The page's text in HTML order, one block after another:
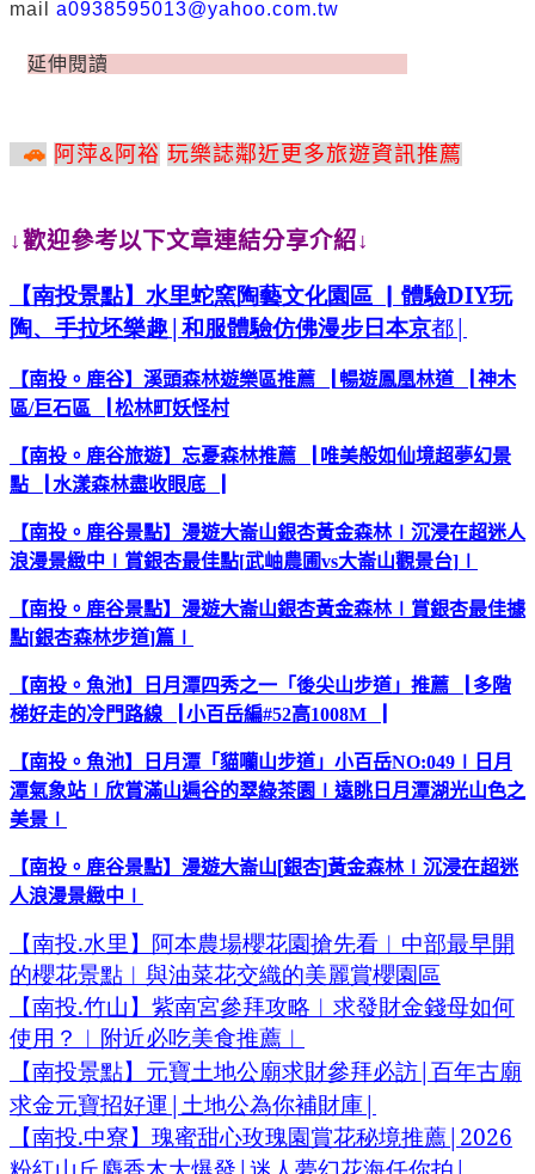
mail
a0938595013@yahoo.com.tw
延伸閱讀
🚗 阿萍& 阿裕 玩樂誌鄰近更多旅遊資訊推薦
↓歡迎參考以下文章連結分享介紹↓
【南投景點】水里蛇窯陶藝文化園區 ▏ 體驗DIY玩
陶、手拉坯樂趣|和服體驗仿佛漫步日本京都|
【南投。鹿谷】溪頭森林遊樂區推薦 暢遊鳳凰林道
神木
區/巨石區 松林町妖怪村
【南投。鹿谷旅遊】忘憂森林推薦 唯美般如仙境超夢幻景
點
水漾森林盡收眼底
【南投。鹿谷景點】漫遊大崙山銀杏黃金森林∣ 沉浸在超迷人
浪漫景緻中
賞銀杏最佳點[武岫農圃vs大崙山觀景台]
【南投。鹿谷景點】漫遊大崙山銀杏黃金森林∣ 賞銀杏最佳據
點[銀杏森林步道]篇
【南投。魚池】日月潭四秀之一「後尖山步道」推薦
多階
梯好走的冷門路線
小百岳編#52高1008M
【南投。魚池】日月潭「貓囒山步道」小百岳NO:049
日月
潭氣象站
欣賞滿山遍谷的翠綠茶園
遠眺日月潭湖光山色之
美景
【南投。鹿谷景點】漫遊大崙山 [銀杏]黃金森林∣ 沉浸在超迷
人浪漫景緻中
【南投.水里】阿本農場櫻花園搶先看︱ 中部最早開
的櫻花景點︱與油菜花交織的美麗賞櫻園區
【南投.竹山】紫南宮參拜攻略︱求發財金錢母如何
使用？︱ 附近必吃美食推薦︱
【南投景點】元寶土地公廟求財參拜必訪| 百年古廟
求金元寶招好運 | 土地公為你補財庫|
【南投.中寮】瑰蜜甜心玫瑰園賞花秘境推薦 |2026